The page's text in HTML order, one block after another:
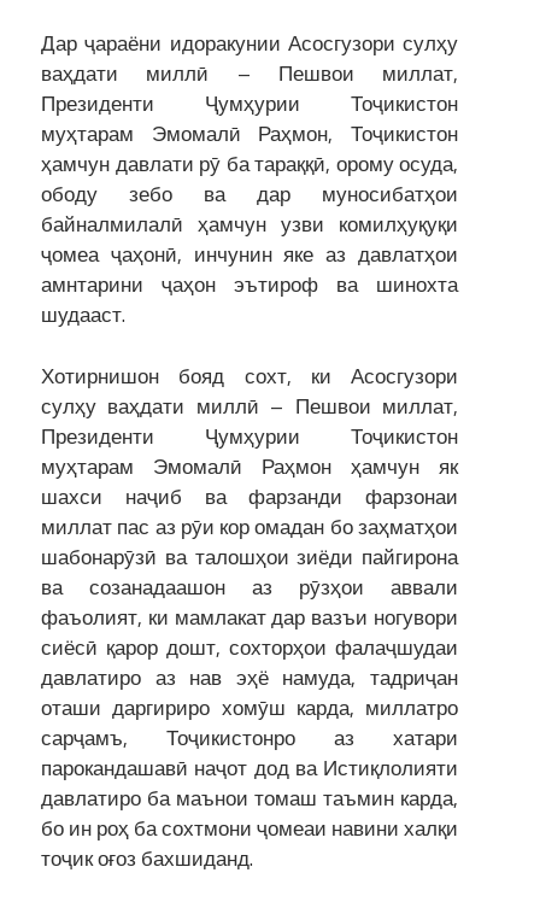
Дар ҷараёни идоракунии Асосгузори сулҳу
ваҳдати миллӣ – Пешвои миллат,
Президенти Ҷумҳурии Тоҷикистон
муҳтарам Эмомалӣ Раҳмон, Тоҷикистон
ҳамчун давлати рӯ ба тараққӣ, орому осуда,
ободу зебо ва дар муносибатҳои
байналмилалӣ ҳамчун узви комилҳуқуқи
ҷомеа ҷаҳонӣ, инчунин яке аз давлатҳои
амнтарини ҷаҳон эътироф ва шинохта
шудааст.
Хотирнишон бояд сохт, ки Асосгузори
сулҳу ваҳдати миллӣ – Пешвои миллат,
Президенти Ҷумҳурии Тоҷикистон
муҳтарам Эмомалӣ Раҳмон ҳамчун як
шахси наҷиб ва фарзанди фарзонаи
миллат пас аз рӯи кор омадан бо заҳматҳои
шабонарӯзӣ ва талошҳои зиёди пайгирона
ва созанадаашон аз рӯзҳои аввали
фаъолият, ки мамлакат дар вазъи ногувори
сиёсӣ қарор дошт, сохторҳои фалаҷшудаи
давлатиро аз нав эҳё намуда, тадриҷан
оташи даргириро хомӯш карда, миллатро
сарҷамъ, Тоҷикистонро аз хатари
парокандашавӣ наҷот дод ва Истиқлолияти
давлатиро ба маънои томаш таъмин карда,
бо ин роҳ ба сохтмони ҷомеаи навини халқи
тоҷик оғоз бахшиданд.